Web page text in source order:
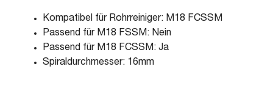
Kompatibel für Rohrreiniger: M18 FCSSM
Passend für M18 FSSM: Nein
Passend für M18 FCSSM: Ja
Spiraldurchmesser: 16mm